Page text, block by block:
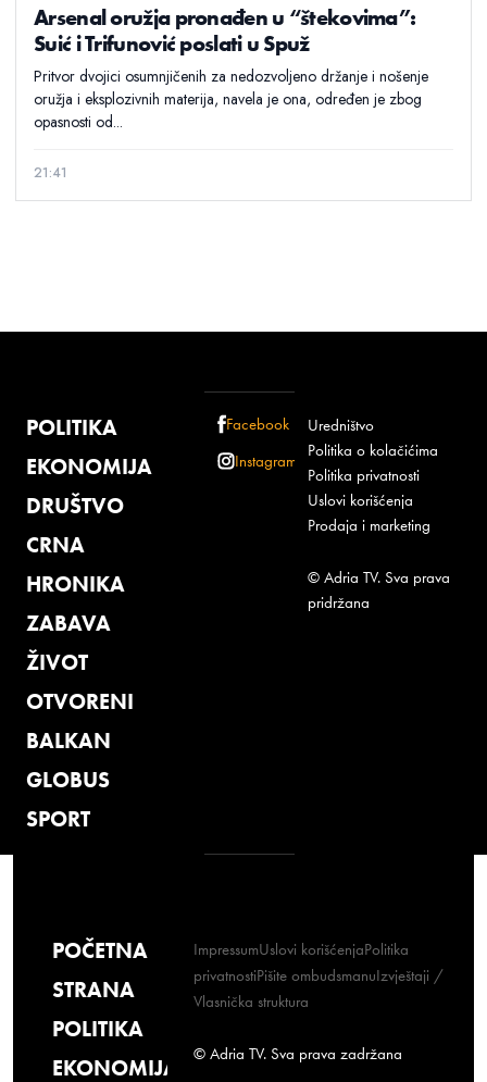
Arsenal oružja pronađen u “štekovima”:
Suić i Trifunović poslati u Spuž
Pritvor dvojici osumnjičenih za nedozvoljeno držanje i nošenje
oružja i eksplozivnih materija, navela je ona, određen je zbog
opasnosti od...
21:41
POLITIKA
EKONOMIJA
DRUŠTVO
CRNA
HRONIKA
ZABAVA
ŽIVOT
OTVORENI
BALKAN
GLOBUS
SPORT
Facebook
Instagram
Uredništvo
Politika o kolačićima
Politika privatnosti
Uslovi korišćenja
Prodaja i marketing
© Adria TV. Sva prava
pridržana
POČETNA
STRANA
POLITIKA
EKONOMIJA
ImpressumUslovi korišćenjaPolitika
privatnostiPišite ombudsmanuIzvještaji /
Vlasnička struktura
© Adria TV. Sva prava zadržana